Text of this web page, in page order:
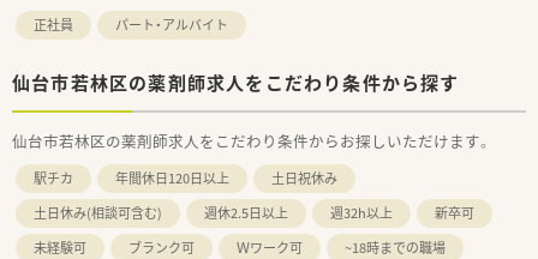
正社員 パート・アルバイト
仙台市若林区の薬剤師求人をこだわり条件から探す
仙台市若林区の薬剤師求人をこだわり条件からお探しいただけます。
駅チカ 年間休日120日以上
土日祝休み
土日休み(相談可含む)
週休2.5日以上 週32h以上
新卒可
未経験可
ブランク可 Ｗワーク可
~18時までの職場